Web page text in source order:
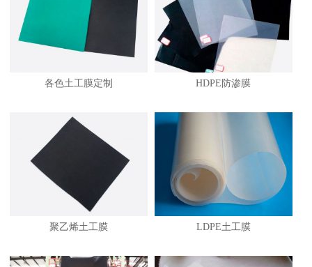
各色土工膜定制 HDPE防渗膜
聚乙烯土工膜 LDPE土工膜